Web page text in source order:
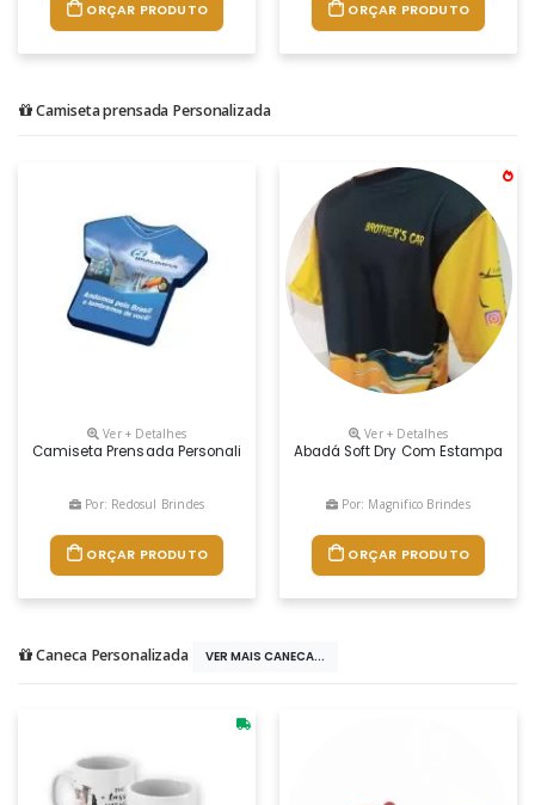
ORÇAR PRODUTO ORÇAR PRODUTO
Camiseta prensada Personalizada
Ver + Detalhes
Camiseta Prensada Personalizada Feita Em Malha 100% Algodão.
Por: Redosul Brindes
ORÇAR PRODUTO
Ver + Detalhes
Abadá Soft Dry Com Estampa
Por: Magnifico Brindes
ORÇAR PRODUTO
Caneca Personalizada VER MAIS CANECA...